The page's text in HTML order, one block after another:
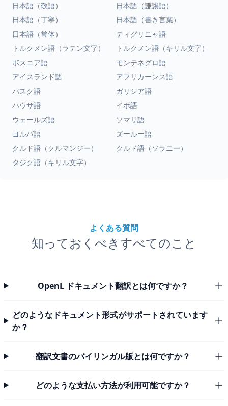
日本語（敬語）
日本語（謙譲語）
日本語（丁寧）
日本語（書き言葉）
日本語（常体）
ティグリニャ語
トルクメン語（ラテン文字）
トルクメン語（キリル文字）
ボスニア語
モンテネグロ語
アイスランド語
アフリカーンス語
バスク語
ガリシア語
ハウサ語
イボ語
ウェールズ語
ソマリ語
ヨルバ語
ズールー語
クルド語（クルマンジー）
クルド語（ソラニー）
タジク語（キリル文字）
よくある質問
知っておくべきすべてのこと
OpenL ドキュメント翻訳とは何ですか？
どのようなドキュメント形式がサポートされています
か？
翻訳文書のバイリンガル版とは何ですか？
どのような支払い方法が利用可能ですか？